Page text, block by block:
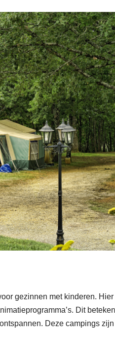
gezinnen met kinderen.
Dit
Deze campings